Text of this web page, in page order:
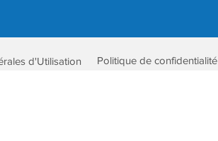
d'Utilisation Politique de confidentialité